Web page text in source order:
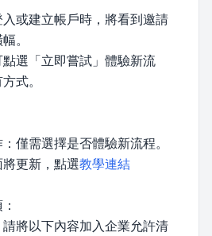
或建立帳戶時，將看到邀請
。
選「立即嘗試」體驗新流
式。
僅需選擇是否體驗新流程。
更新，點選教學連結
將以下內容加入企業允許清